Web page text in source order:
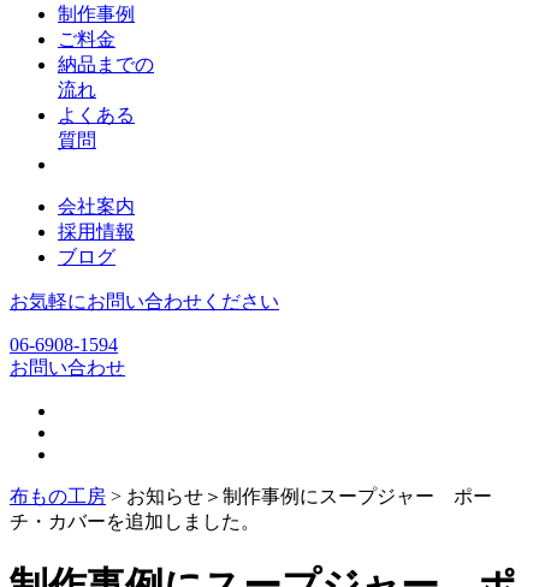
制作事例
ご料金
納品までの
流れ
よくある
質問
会社案内
採用情報
ブログ
お気軽にお問い合わせください
06-6908-1594
お問い合わせ
布もの工房 > お知らせ＞ 制作事例にスープジャー ポー
チ・カバーを追加しました。